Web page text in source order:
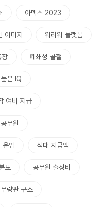
아덱스 2023
이미지 워리워 플랫폼
장 폐쇄성 골절
높은 IQ
여비 지급
무원
운임 식대 지급액
표 공무원 출장비
무량판 구조